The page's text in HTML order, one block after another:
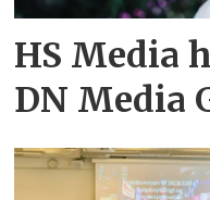
HS Media
DN Media